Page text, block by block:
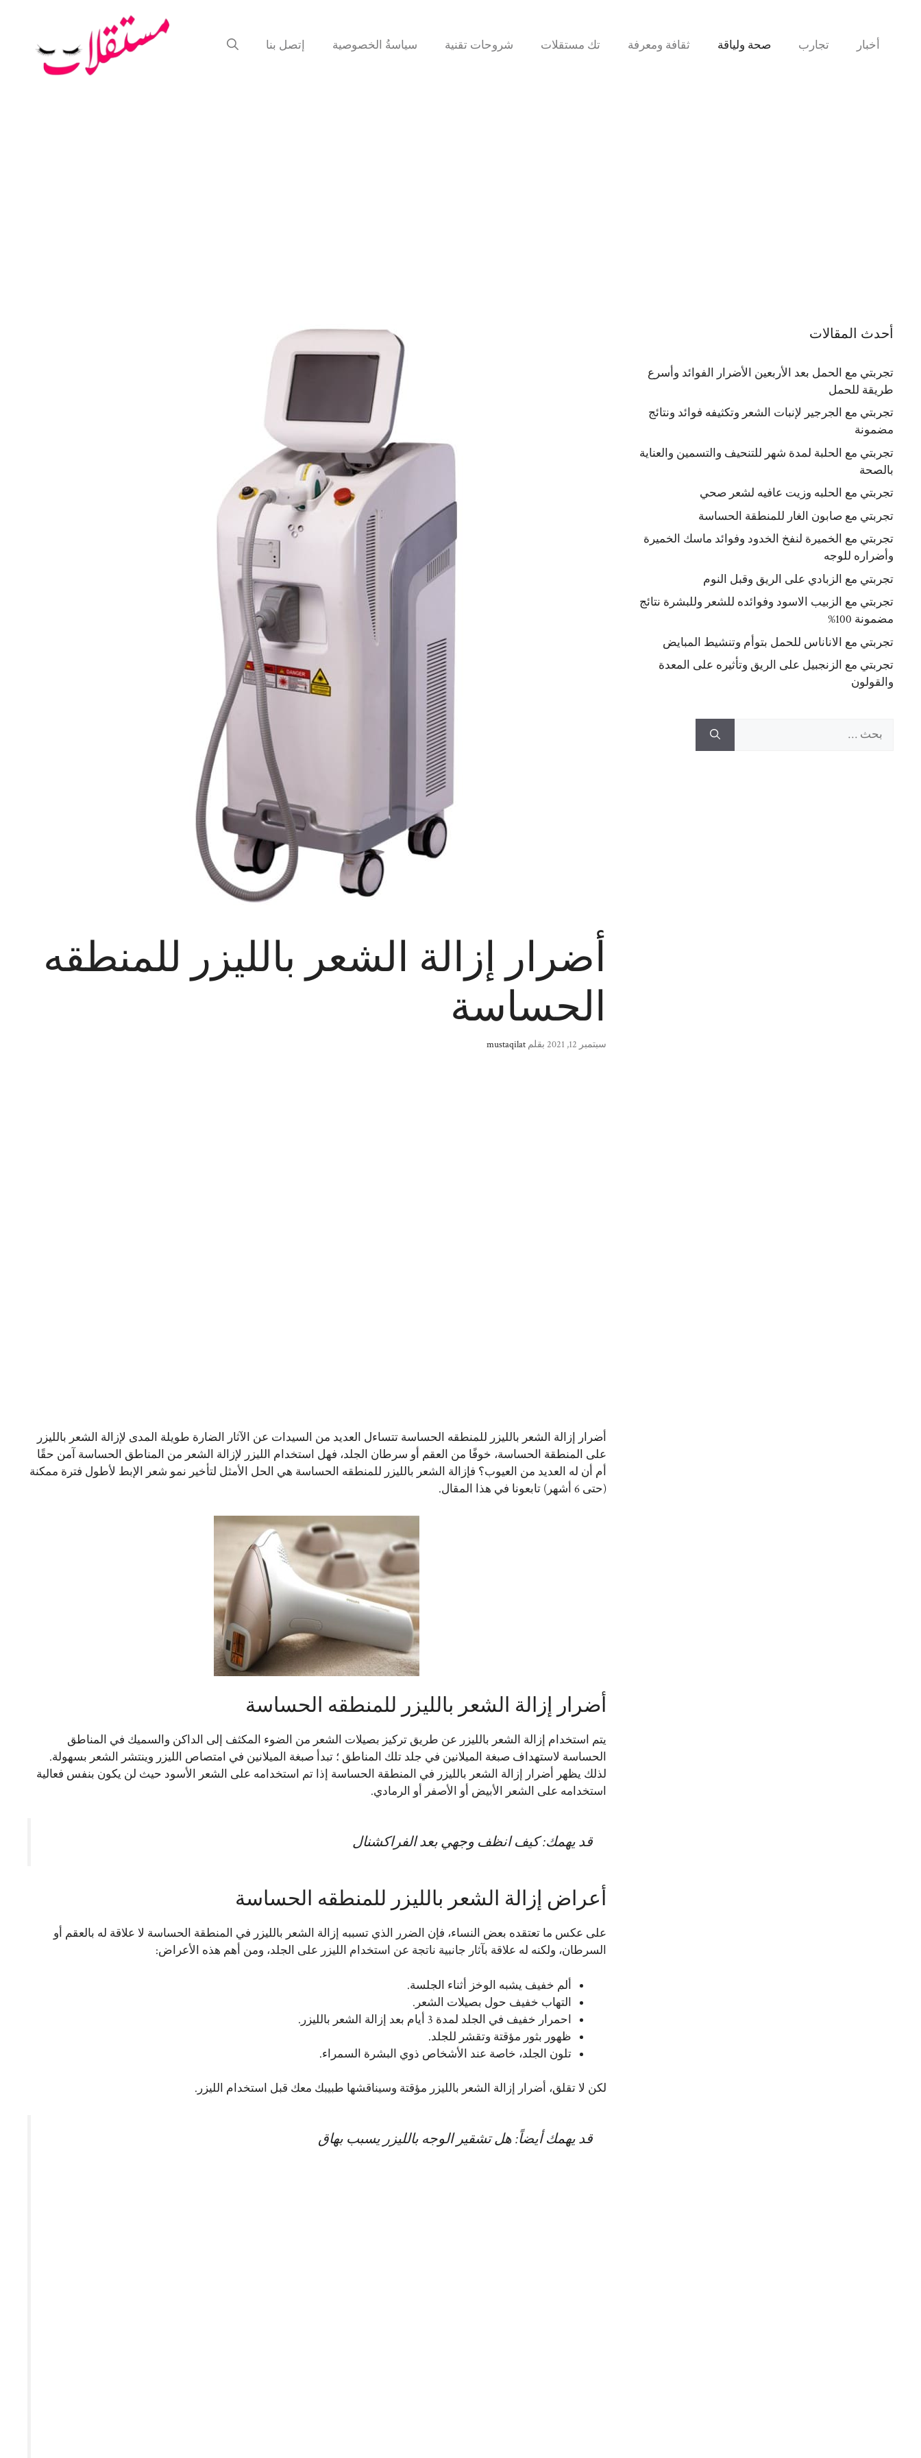
أخبار تجارب صحة ولياقة ثقافة ومعرفة تك مستقلات شروحات تقنية سياسةُ الخصوصية إتصل بنا
أضرار إزالة الشعر بالليزر للمنطقه
الحساسة
سبتمبر 12, 2021 بقلمmustaqilat
أضرار إزالة الشعر بالليزر للمنطقه الحساسة تتساءل العديد من السيدات عن الآثار الضارة طويلة المدى لإزالة الشعر بالليزر
على المنطقة الحساسة، خوفًا من العقم أو سرطان الجلد، فهل استخدام الليزر لإزالة الشعر من المناطق الحساسة آمن حقًا
أم أن له العديد من العيوب؟ فإزالة الشعر بالليزر للمنطقه الحساسة هي الحل الأمثل لتأخير نمو شعر الإبط لأطول فترة ممكنة
(حتى 6 أشهر) تابعونا في هذا المقال.
أضرار إزالة الشعر بالليزر للمنطقه الحساسة
يتم استخدام إزالة الشعر بالليزر عن طريق تركيز بصيلات الشعر من الضوء المكثف إلى الداكن والسميك في المناطق
الحساسة لاستهداف صبغة الميلانين في جلد تلك المناطق ؛ تبدأ صبغة الميلانين في امتصاص الليزر وينتشر الشعر بسهولة.
لذلك يظهر أضرار إزالة الشعر بالليزر في المنطقة الحساسة إذا تم استخدامه على الشعر الأسود حيث لن يكون بنفس فعالية
استخدامه على الشعر الأبيض أو الأصفر أو الرمادي.
قد يهمك:كيف انظف وجهي بعد الفراكشنال
أعراض إزالة الشعر بالليزر للمنطقه الحساسة
على عكس ما تعتقده بعض النساء، فإن الضرر الذي تسببه إزالة الشعر بالليزر في المنطقة الحساسة لا علاقة له بالعقم أو
السرطان، ولكنه له علاقة بآثار جانبية ناتجة عن استخدام الليزر على الجلد، ومن أهم هذه الأعراض:
ألم خفيف يشبه الوخز أثناء الجلسة.
التهاب خفيف حول بصيلات الشعر.
احمرار خفيف في الجلد لمدة 3 أيام بعد إزالة الشعر بالليزر.
ظهور بثور مؤقتة وتقشر للجلد.
تلون الجلد، خاصة عند الأشخاص ذوي البشرة السمراء.
لكن لا تقلق، أضرار إزالة الشعر بالليزر مؤقتة وسيناقشها طبيبك معك قبل استخدام الليزر.
قد يهمك أيضاً:هل تشقير الوجه بالليزر يسبب بهاق
أحدث المقالات
تجربتي مع الحمل بعد الأربعين الأضرار الفوائد وأسرع
طريقة للحمل
تجربتي مع الجرجير لإنبات الشعر وتكثيفه فوائد ونتائج
مضمونة
تجربتي مع الحلبة لمدة شهر للتنحيف والتسمين والعناية
بالصحة
تجربتي مع الحلبه وزيت عافيه لشعر صحي
تجربتي مع صابون الغار للمنطقة الحساسة
تجربتي مع الخميرة لنفخ الخدود وفوائد ماسك الخميرة
وأضراره للوجه
تجربتي مع الزبادي على الريق وقبل النوم
تجربتي مع الزبيب الاسود وفوائده للشعر وللبشرة نتائج
مضمونة 100%
تجربتي مع الاناناس للحمل بتوأم وتنشيط المبايض
تجربتي مع الزنجبيل على الريق وتأثيره على المعدة
والقولون
عن: